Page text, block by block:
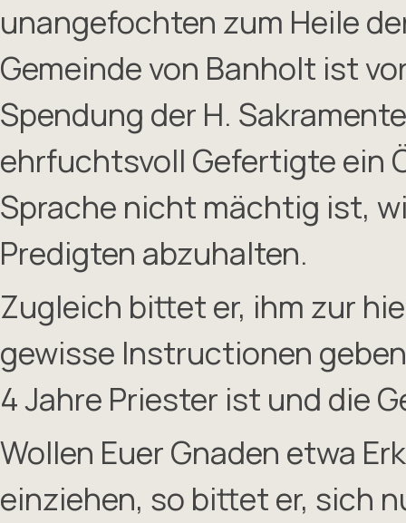
unangefochten zum Heile
Gemeinde von Banholt ist
Spendung der H.
ehrfuchtsvoll Gefertigte ein
Sprache nicht mächtig ist,
Predigten abzuhalten.
Zugleich bittet er, ihm zur
gewisse Instructionen
4 Jahre Priester ist und die
Wollen Euer Gnaden etwa
einziehen, so bittet er, sich